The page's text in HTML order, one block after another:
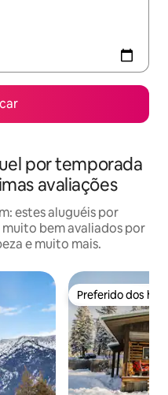
por temporada
avaliações
estes aluguéis por
bem avaliados por
e muito mais.
Preferido dos
Preferido dos